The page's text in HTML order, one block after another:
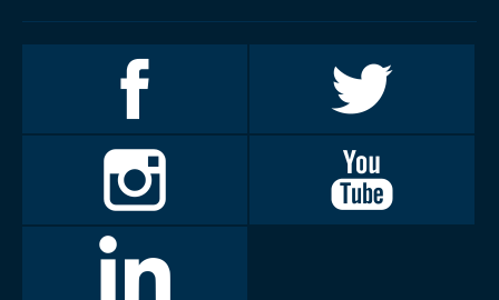
Facebookissa
Twitterissä
Invalidiliitto
Instagramissa
Youtubessa